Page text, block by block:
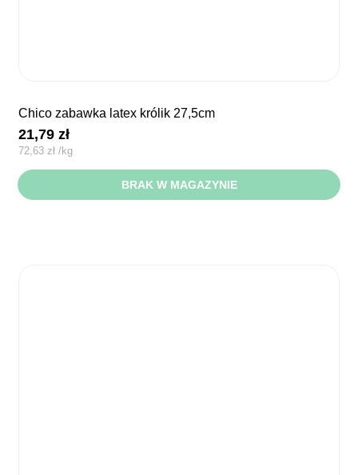
chico zabawka latex królik 27,5cm
21,79zł
72,63 zł /kg
BRAK W MAGAZYNIE